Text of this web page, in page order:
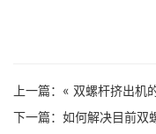
上一篇：« 双螺杆挤出机
下一篇： 如何解决目前双